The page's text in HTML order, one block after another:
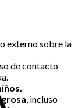
externo sobre la
de contacto
, incluso